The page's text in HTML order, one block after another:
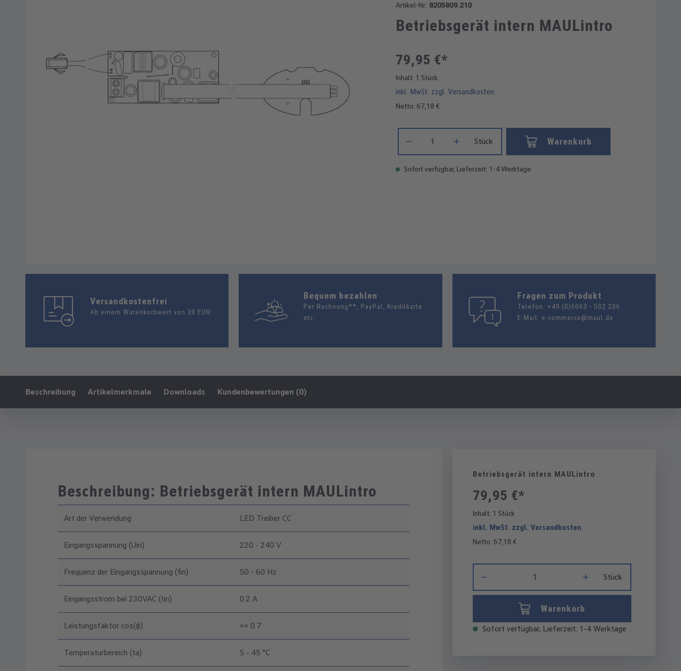
Artikel-Nr.: 8205809.210
Betriebsgerät intern MAULintro
79,95 €*
Inhalt: 1 Stück
inkl. MwSt. zzgl. Versandkosten
Netto: 67,18 €
Stück Warenkorb
Sofort verfügbar, Lieferzeit: 1-4 Werktage
Versandkostenfrei
Ab einem Warenkorbwert von 30 EUR
Bequem bezahlen
Per Rechnung**, PayPal, Kreditkarte
etc.
Fragen zum Produkt
Telefon: +49 (0)6063 - 502 206
E-Mail: e-commerce@maul.de
Ankerlink:
Beschreibung Artikelmerkmale Downloads Kundenbewertungen (0)
Beschreibung: Betriebsgerät intern MAULintro
Art der Verwendung LED Treiber CC
Eingangsspannung (Uin) 220 - 240 V
Frequenz der Eingangsspannung (fin) 50 - 60 Hz
Eingangsstrom bei 230VAC (Iin) 0.2 A
Leistungsfaktor cos(ϕ) >= 0.7
Temperaturbereich (ta) 5 - 45 °C
Betriebsgerät intern MAULintro
79,95 €*
Inhalt: 1 Stück
inkl. MwSt. zzgl. Versandkosten
Netto: 67,18 €
Stück
Warenkorb
Sofort verfügbar, Lieferzeit: 1-4 Werktage